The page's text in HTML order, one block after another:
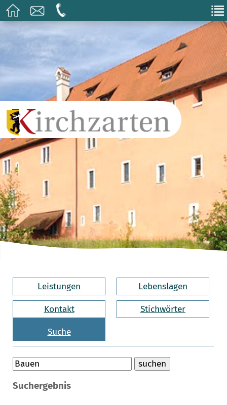
Leistungen Lebenslagen
Kontakt Stichwörter
Suche
Suchergebnis